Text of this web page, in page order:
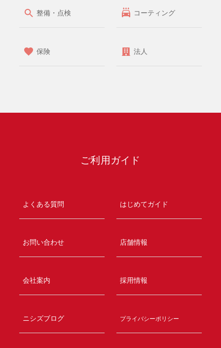
整備・点検 コーティング
保険 法人
ご利用ガイド
よくある質問 はじめてガイド
お問い合わせ 店舗情報
会社案内 採用情報
ニシズブログ プライバシーポリシー